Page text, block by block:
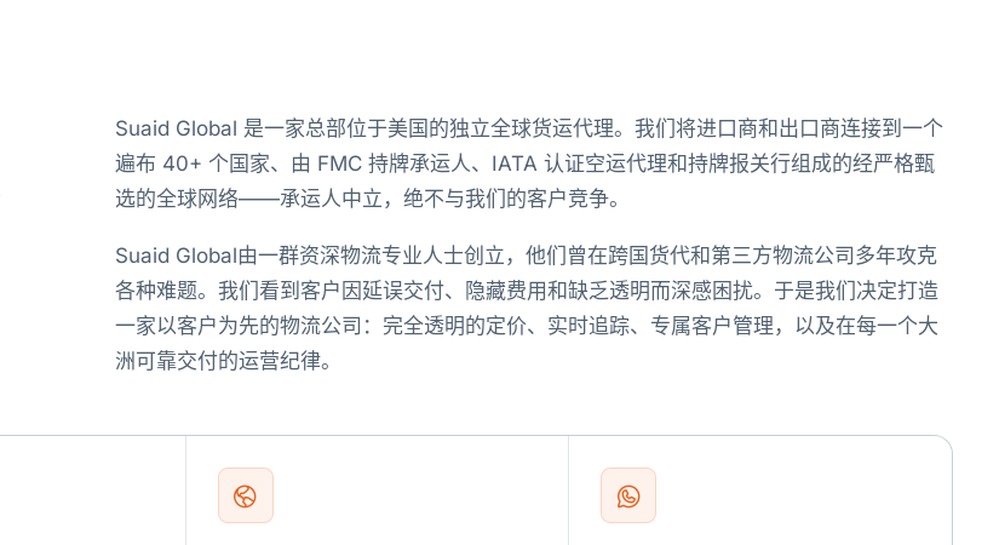
Suaid Global 是一家总部位于美国的独立全球货运代理。我们将进口商和出口商连接到一个
遍布 40+ 个国家、由 FMC 持牌承运人、IATA 认证空运代理和持牌报关行组成的经严格甄
选的全球网络——承运人中立，绝不与我们的客户竞争。
Suaid Global由一群资深物流专业人士创立，他们曾在跨国货代和第三方物流公司多年攻克
各种难题。我们看到客户因延误交付、隐藏费用和缺乏透明而深感困扰。于是我们决定打造
一家以客户为先的物流公司：完全透明的定价、实时追踪、专属客户管理，以及在每一个大
洲可靠交付的运营纪律。